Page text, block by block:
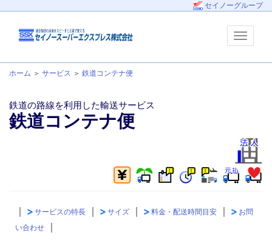
セイノーグループ
ホーム ＞ サービス ＞ 鉄道コンテナ便
鉄道の路線を利用した輸送サービス
鉄道コンテナ便
｜ サービスの特長 ｜ サイズ ｜ 料金・配送時間目安 ｜
お問
い合わせ
｜